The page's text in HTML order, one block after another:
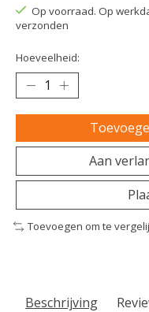
Op voorraad. Op
verzonden
Hoeveelheid:
Aan
Toevoegen om te
Beschrijving